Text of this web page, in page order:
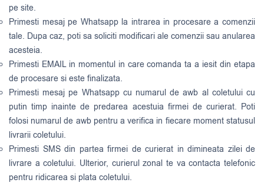
pe site.
Primesti mesaj pe Whatsapp la intrarea in procesare a comenzii
tale. Dupa caz, poti sa soliciti modificari ale comenzii sau anularea
acesteia.
Primesti EMAIL in momentul in care comanda ta a iesit din etapa
de procesare si este finalizata.
Primesti mesaj pe Whatsapp cu numarul de awb al coletului cu
putin timp inainte de predarea acestuia firmei de curierat. Poti
folosi numarul de awb pentru a verifica in fiecare moment statusul
livrarii coletului.
Primesti SMS din partea firmei de curierat in dimineata zilei de
livrare a coletului. Ulterior, curierul zonal te va contacta telefonic
pentru ridicarea si plata coletului.